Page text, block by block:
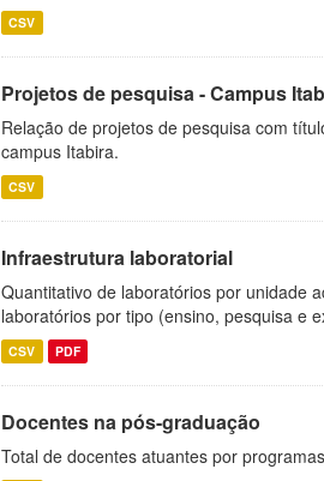
CSV
Projetos de pesquisa - Campus
Relação de projetos de pesquisa com
campus Itabira.
CSV
Infraestrutura laboratorial
Quantitativo de laboratórios por unidade
laboratórios por tipo (ensino, pesquisa e
CSV PDF
Docentes na pós-graduação
Total de docentes atuantes por